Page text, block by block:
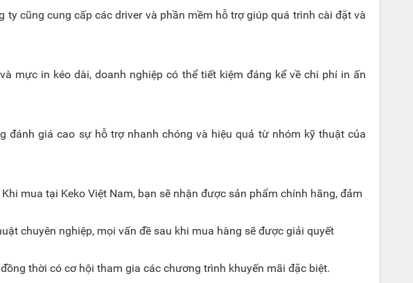
cũng cung cấp các driver và phần mềm hỗ trợ giúp quá trình cài đặt và
mực in kéo dài, doanh nghiệp có thể tiết kiệm đáng kể về chi phí in ấn
đánh giá cao sự hỗ trợ nhanh chóng và hiệu quả từ nhóm kỹ thuật của
mua tại Keko Việt Nam, bạn sẽ nhận được sản phẩm chính hãng, đảm
chuyên nghiệp, mọi vấn đề sau khi mua hàng sẽ được giải quyết
thời có cơ hội tham gia các chương trình khuyến mãi đặc biệt.